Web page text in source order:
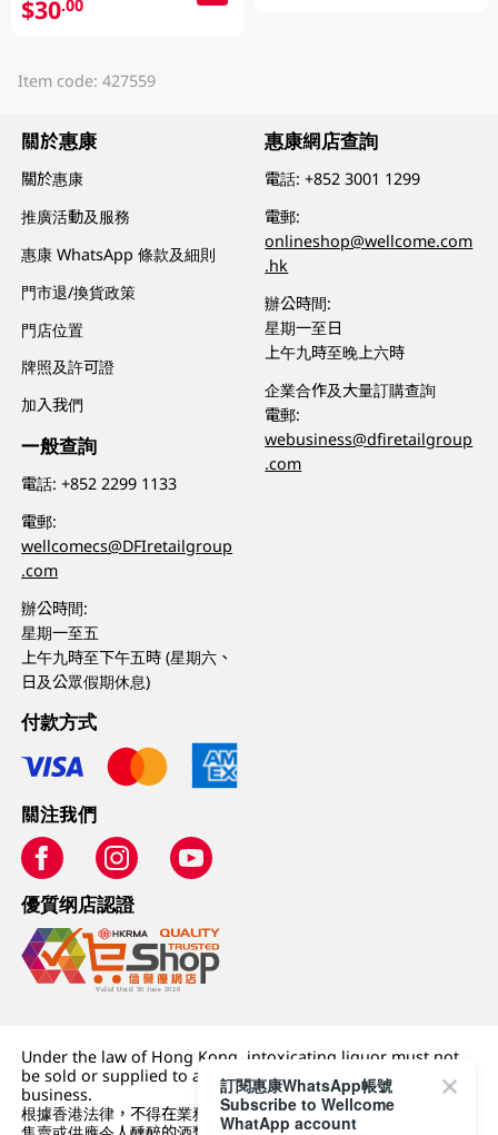
$30.00
Item code: 427559
關於惠康
關於惠康
推廣活動及服務
惠康 WhatsApp 條款及細則
門市退/換貨政策
門店位置
牌照及許可證
加入我們
一般查詢
電話:+852 2299 1133
電郵:
wellcomecs@DFIretailgroup
.com
辦公時間:
星期一至五
上午九時至下午五時 (星期六、
日及公眾假期休息)
惠康網店查詢
電話:+852 3001 1299
電郵:
onlineshop@wellcome.com
.hk
辦公時間:
星期一至日
上午九時至晚上六時
企業合作及大量訂購查詢
電郵:
webusiness@dfiretailgroup
.com
付款方式
關注我們
優質纲店認證
Under the law of Hong Kong, intoxicating liquor must not
be sold or supplied to a minor (under 18) in the course of
business.
根據香港法律，不得在業務過程中，向未成年人 (18 歲以下人士)
訂閱惠康WhatsApp帳號
Subscribe to Wellcome
WhatApp account